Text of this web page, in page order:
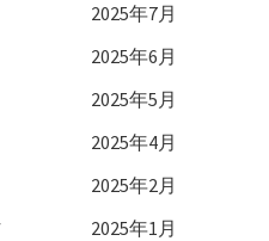
2025年7月
2025年6月
2025年5月
2025年4月
2025年2月
2025年1月